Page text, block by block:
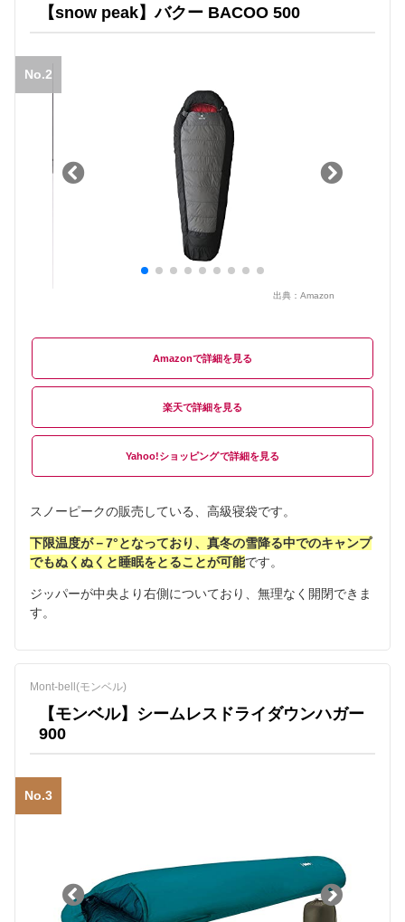
【snow peak】バクー BACOO 500
No.2
出典： Amazon
Amazon
楽天
Yahoo!ショッピング
スノーピークの販売している、高級寝袋です。
下限温度が－7°となっており、真冬の雪降る中でのキャンプ
でもぬくぬくと睡眠をとることが可能です。
ジッパーが中央より右側についており、無理なく開閉できま
す。
Mont-bell(モンベル)
【モンベル】シームレスドライダウンハガー
900
No.3